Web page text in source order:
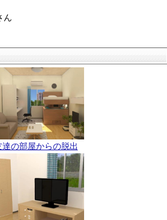
ん
達の部屋からの脱出